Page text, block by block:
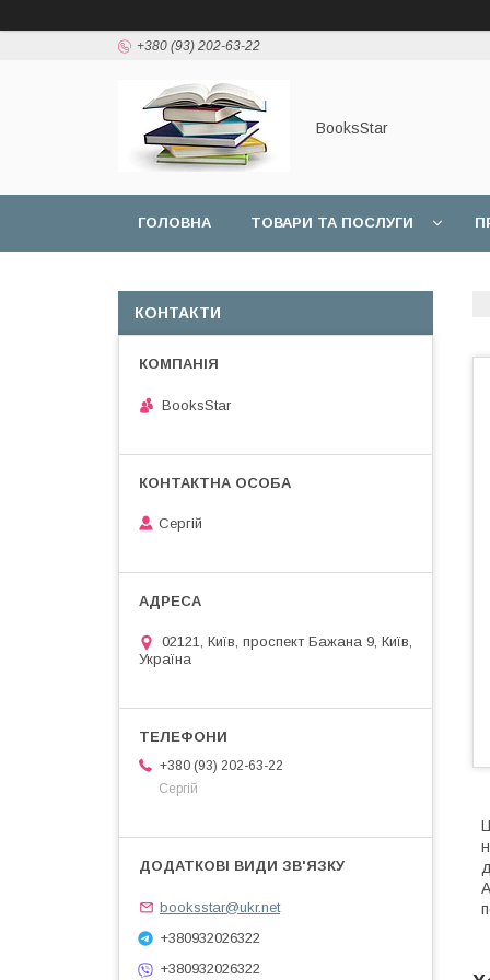
+380 (93) 202-63-22
BooksStar
ГОЛОВНА ТОВАРИ ТА ПОСЛУГИ
КОНТАКТИ
BooksStar
Сергій
02121, Київ, проспект Бажана 9, Київ,
Україна
+380 (93) 202-63-22
Сергій
booksstar@ukr.net
+380932026322
+380932026322